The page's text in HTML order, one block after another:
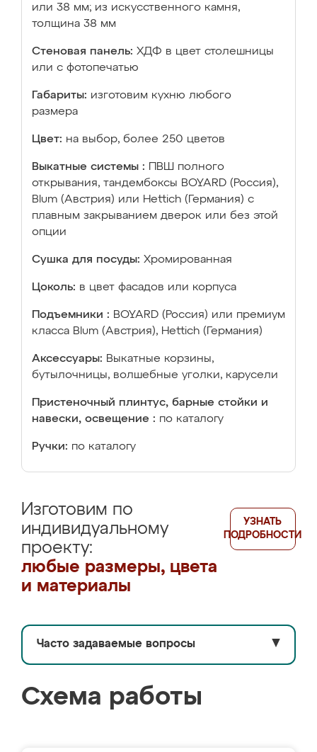
или 38 мм; из искусственного камня,
толщина 38 мм
Стеновая панель: ХДФ в цвет столешницы
или с фотопечатью
Габариты: изготовим кухню любого
размера
Цвет: на выбор, более 250 цветов
Выкатные системы :
ПВШ полного
открывания, тандембоксы BOYARD (Россия),
Blum (Австрия) или Hettich (Германия) с
плавным закрыванием дверок или без этой
опции
Сушка для посуды: Хромированная
Цоколь: в цвет фасадов или корпуса
Подъемники : BOYARD (Россия) или премиум
класса Blum (Австрия), Hettich (Германия)
Аксессуары: Выкатные корзины,
бутылочницы, волшебные уголки, карусели
Пристеночный плинтус, барные стойки и
навески, освещение : по каталогу
Ручки: по каталогу
Изготовим по
индивидуальному
проекту:
любые размеры, цвета
и материалы
УЗНАТЬ
ПОДРОБНОСТИ
Часто задаваемые вопросы ▼
Схема работы